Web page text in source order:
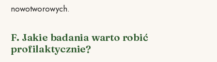
nowotworowych.
F. Jakie badania warto robić
profilaktycznie?